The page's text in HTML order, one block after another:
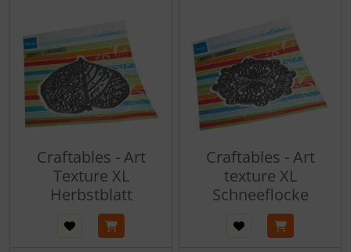
Craftables - Art
Texture XL
Herbstblatt
Craftables - Art
texture XL
Schneeflocke